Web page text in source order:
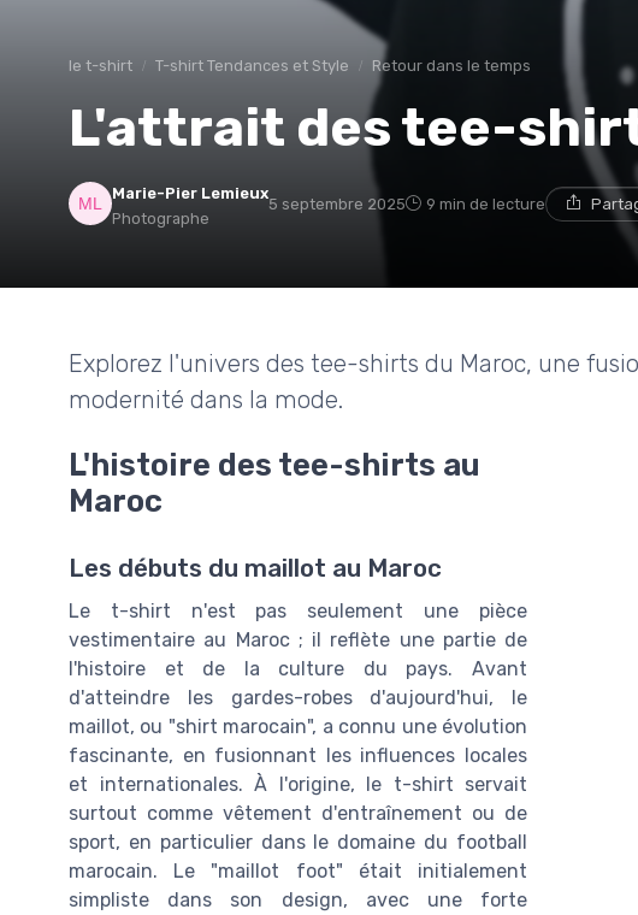
le t-shirt T-shirt Tendances et Style Retour dans le temps
L'attrait des tee-
Marie-Pier Lemieux
Photographe
5 septembre 2025 9 min de lecture
Explorez l'univers des tee-shirts du Maroc, une
modernité dans la mode.
L'histoire des tee-shirts au
Maroc
Les débuts du maillot au Maroc
Le t-shirt n'est pas seulement une pièce
vestimentaire au Maroc ; il reflète une partie de
l'histoire et de la culture du pays. Avant
d'atteindre les gardes-robes d'aujourd'hui, le
maillot, ou "shirt marocain", a connu une évolution
fascinante, en fusionnant les influences locales
et internationales. À l'origine, le t-shirt servait
surtout comme vêtement d'entraînement ou de
sport, en particulier dans le domaine du football
marocain. Le "maillot foot" était initialement
simpliste dans son design, avec une forte